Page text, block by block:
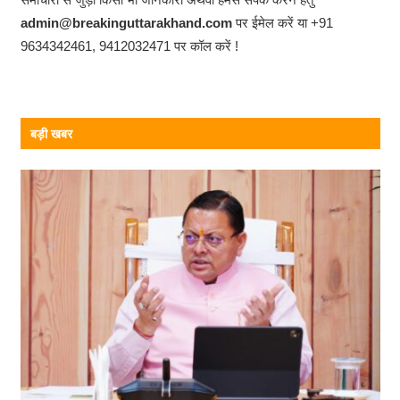
o
k
admin@breakinguttarakhand.comपर ईमेल करें या +91
9634342461, 9412032471 पर कॉल करें !
बड़ी खबर